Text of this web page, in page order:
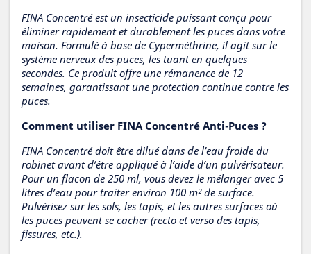
FINA Concentré est un insecticide puissant conçu pour
éliminer rapidement et durablement les puces dans votre
maison. Formulé à base de Cyperméthrine, il agit sur le
système nerveux des puces, les tuant en quelques
secondes. Ce produit offre une rémanence de 12
semaines, garantissant une protection continue contre les
puces.
Comment utiliser FINA Concentré Anti-Puces ?
FINA Concentré doit être dilué dans de l’eau froide du
robinet avant d’être appliqué à l’aide d’un pulvérisateur.
Pour un flacon de 250 ml, vous devez le mélanger avec 5
litres d’eau pour traiter environ 100 m² de surface.
Pulvérisez sur les sols, les tapis, et les autres surfaces où
les puces peuvent se cacher (recto et verso des tapis,
fissures, etc.).